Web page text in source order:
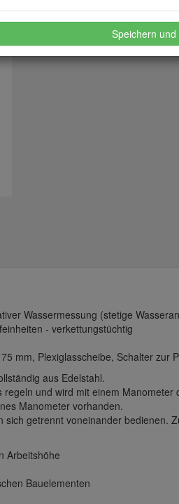
Wassermessung (stetige
- verkettungstüchtig
mm, Plexiglasscheibe, Schalter zur
aus Edelstahl.
und wird mit einem
Manometer vorhanden.
getrennt voneinander bedienen.
Arbeitshöhe
Bauelementen
Speichern